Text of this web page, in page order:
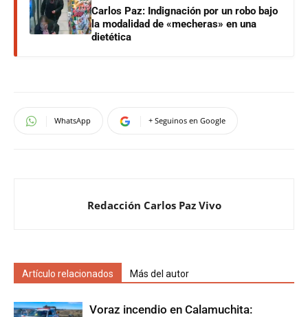
Carlos Paz: Indignación por un robo bajo
la modalidad de «mecheras» en una
dietética
WhatsApp + Seguinos en Google
Redacción Carlos Paz Vivo
Artículo relacionados Más del autor
Voraz incendio en Calamuchita: